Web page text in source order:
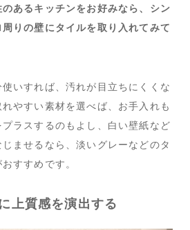
あるキッチンをお好みなら、シン
りの壁にタイルを取り入れてみて
いすれば、汚れが目立ちにくくな
やすい素材を選べば、お手入れも
ラスするのもよし、白い壁紙など
ませるなら、淡いグレーなどのタ
すすめです。
上質感を演出する